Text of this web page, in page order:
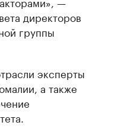
директоров
группы
эксперты
а также